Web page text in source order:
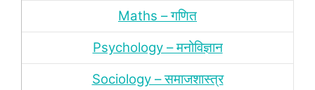
Maths – गणित
Psychology – मनोविज्ञान
Sociology – समाजशास्‍त्र